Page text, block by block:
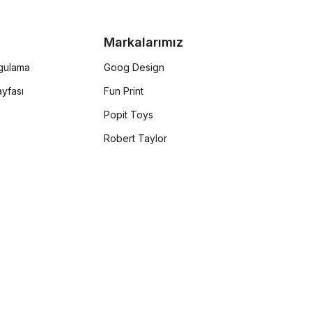
Markalarımız
Goog Design
Fun Print
Popit Toys
Robert Taylor